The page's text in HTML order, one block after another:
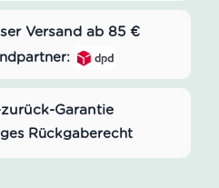
Versand ab 85 €
Garantie
Rückgaberecht